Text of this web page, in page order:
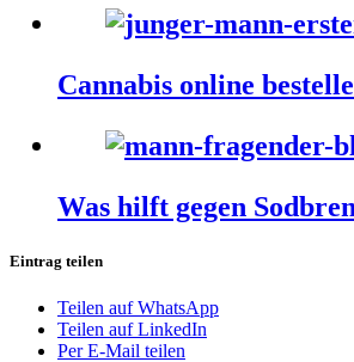
Cannabis online
Was hilft gegen
Eintrag teilen
Teilen auf WhatsApp
Teilen auf LinkedIn
Per E-Mail teilen